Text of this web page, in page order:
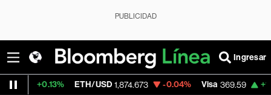
PUBLICIDAD
Ingresar
ETH/USD 1,874.673 -0.04% Visa 369.59 +1.07%